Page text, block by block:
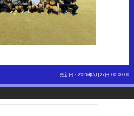
更新日：2026年5月27日 00:00:00